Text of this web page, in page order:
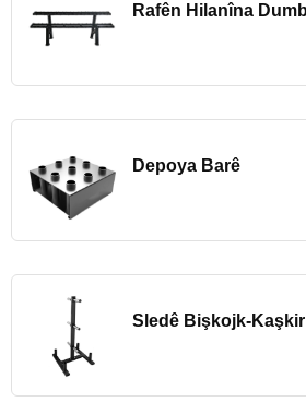
Rafên Hilanîna
Depoya Barê
Sledê Bişkojk-